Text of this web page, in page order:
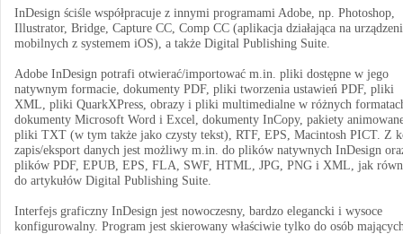
InDesign ściśle współpracuje z innymi programami Adobe, np. Photoshop,
Illustrator, Bridge, Capture CC, Comp CC (aplikacja działająca na
mobilnych z systemem iOS), a także Digital Publishing Suite.
Adobe InDesign potrafi otwierać/importować m.in. pliki dostępne w jego
natywnym formacie, dokumenty PDF, pliki tworzenia ustawień PDF, pliki
XML, pliki QuarkXPress, obrazy i pliki multimedialne w różnych
dokumenty Microsoft Word i Excel, dokumenty InCopy, pakiety
pliki TXT (w tym także jako czysty tekst), RTF, EPS, Macintosh PICT. Z
zapis/eksport danych jest możliwy m.in. do plików natywnych InDesign
plików PDF, EPUB, EPS, FLA, SWF, HTML, JPG, PNG i XML, jak
do artykułów Digital Publishing Suite.
Interfejs graficzny InDesign jest nowoczesny, bardzo elegancki i wysoce
konfigurowalny. Program jest skierowany właściwie tylko do osób